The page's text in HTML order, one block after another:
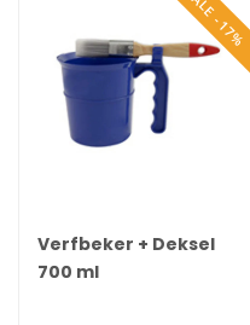
SALE -17%
Verfbeker + Deksel
700 ml